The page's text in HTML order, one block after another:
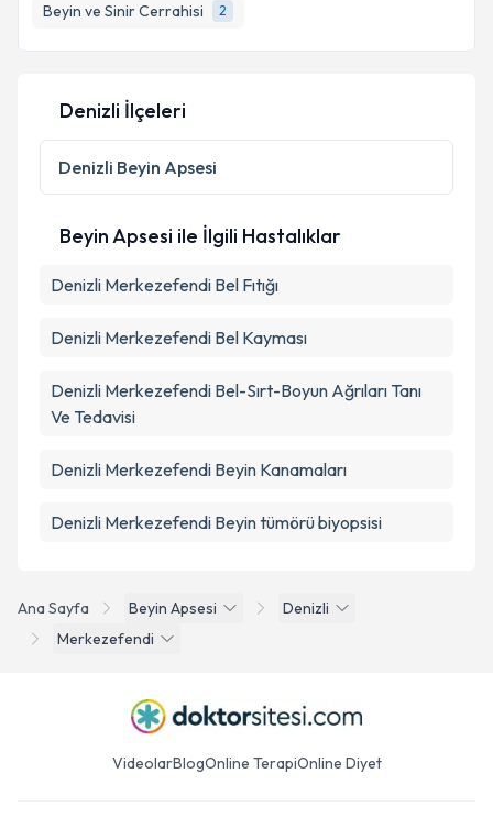
Beyin ve Sinir Cerrahisi
2
Ana Sayfa Beyin Apsesi
Denizli
Merkezefendi
Denizli İlçeleri
Denizli Beyin Apsesi
Beyin Apsesi ile İlgili Hastalıklar
Denizli Merkezefendi Bel Fıtığı
Denizli Merkezefendi Bel Kayması
Denizli Merkezefendi Bel-Sırt-Boyun Ağrıları Tanı
Ve Tedavisi
Denizli Merkezefendi Beyin Kanamaları
Denizli Merkezefendi Beyin tümörü biyopsisi
VideolarBlogOnline TerapiOnline Diyet